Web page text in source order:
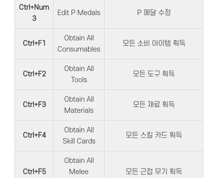
Ctrl+Num
3
Edit P Medals P 메달 수정
Ctrl+F1
Obtain All
Consumables
모든 소비 아이템 획득
Ctrl+F2
Obtain All
Tools
모든 도구 획득
Ctrl+F3
Obtain All
Materials
모든 재료 획득
Ctrl+F4
Obtain All
Skill Cards
모든 스킬 카드 획득
Ctrl+F5
Obtain All
Melee
모든 근접 무기 획득